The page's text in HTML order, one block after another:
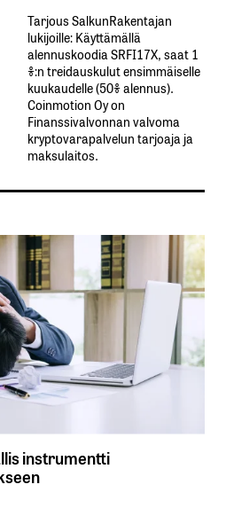
Tarjous SalkunRakentajan
lukijoille: Käyttämällä​ ​
alennuskoodia​ ​SRFI17X,​ ​saat​ ​1
%:n treidauskulut​ ​ensimmäiselle​ ​
kuukaudelle​ ​(50%​ ​alennus).
Coinmotion Oy on
Finanssivalvonnan valvoma
kryptovarapalvelun tarjoaja ja
maksulaitos.
instrumentti